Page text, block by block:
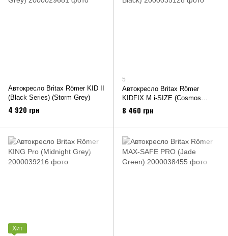
Автокресло Britax Römer KID II
(Black Series) (Storm Grey)
4 920 грн
5
Автокресло Britax Römer
KIDFIX M i-SIZE (Cosmos
Black)
8 460 грн
Хит